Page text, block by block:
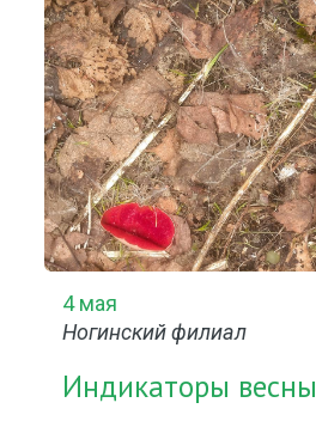
4 мая
Ногинский филиал
Индикаторы весны